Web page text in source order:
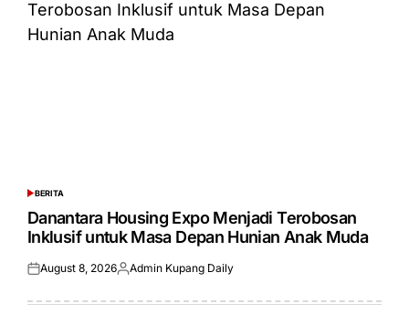
POSTED
IN
BERITA
Danantara Housing Expo Menjadi Terobosan
Inklusif untuk Masa Depan Hunian Anak Muda
Posted
August 8, 2026Posted
Admin Kupang Daily